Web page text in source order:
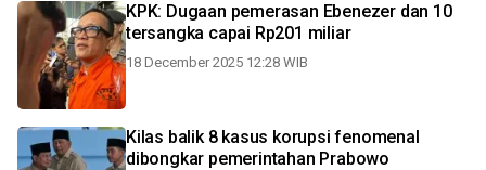
KPK: Dugaan pemerasan Ebenezer dan 10
tersangka capai Rp201 miliar
18 December 2025 12:28 WIB
Kilas balik 8 kasus korupsi fenomenal
dibongkar pemerintahan Prabowo